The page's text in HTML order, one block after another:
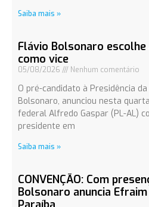
Saiba mais »
Flávio Bolsonaro
como vice
05/08/2026 Nenhum comentário
O pré-candidato à Presidência
Bolsonaro, anunciou nesta
federal Alfredo Gaspar (PL-AL)
presidente em
Saiba mais »
CONVENÇÃO: Com
Bolsonaro anuncia